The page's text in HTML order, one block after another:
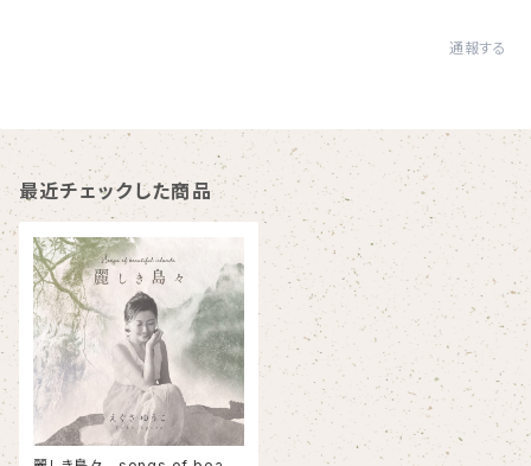
通報する
最近チェックした商品